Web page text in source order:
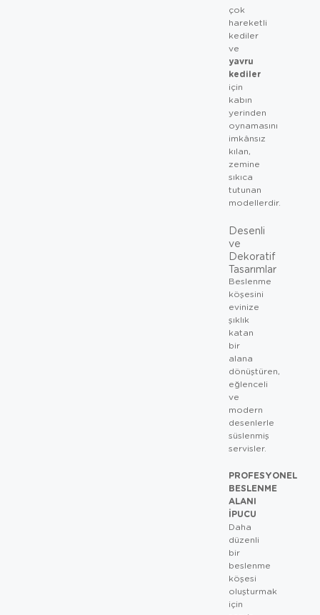
çok
hareketli
kediler
ve
yavru
kediler
için
kabın
yerinden
oynamasını
imkânsız
kılan,
zemine
sıkıca
tutunan
modellerdir.
Desenli
ve
Dekoratif
Tasarımlar
Beslenme
köşesini
evinize
şıklık
katan
bir
alana
dönüştüren,
eğlenceli
ve
modern
desenlerle
süslenmiş
servisler.
PROFESYONEL
BESLENME
ALANI
İPUCU
Daha
düzenli
bir
beslenme
köşesi
oluşturmak
için